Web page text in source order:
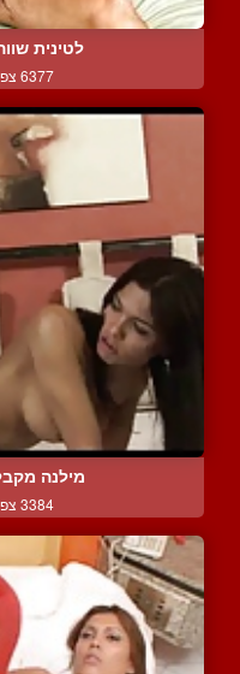
לטינית
6377 צפיות
מילנה
3384 צפיות